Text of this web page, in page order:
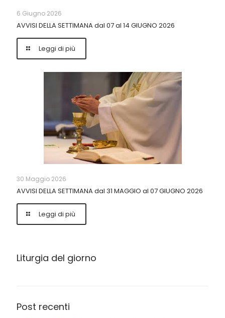
6 Giugno 2026
AVVISI DELLA SETTIMANA dal 07 al 14 GIUGNO 2026
Leggi di più
30 Maggio 2026
AVVISI DELLA SETTIMANA dal 31 MAGGIO al 07 GIUGNO 2026
Leggi di più
Liturgia del giorno
Post recenti